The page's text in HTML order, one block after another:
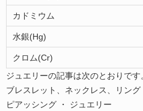
カドミウム
水銀(Hg)
クロム(Cr)
ジュエリーの記事は次のとおりです
ブレスレット、ネックレス、リング
ピアッシング ・ ジュエリー